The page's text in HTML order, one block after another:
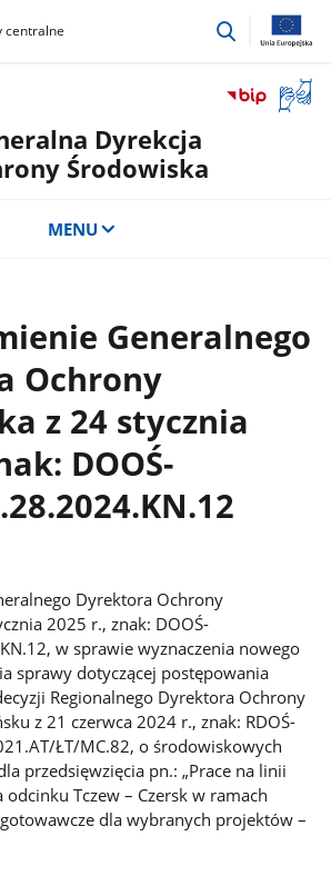
centralne
przejdź
okno
Dyrekcja
Środowiska
MENU
Generalnego
Ochrony
z 24 stycznia
DOOŚ-
Dyrektora Ochrony
2025 r., znak: DOOŚ-
w sprawie wyznaczenia nowego
sprawy dotyczącej postępowania
Regionalnego Dyrektora Ochrony
z 21 czerwca 2024 r., znak: RDOŚ-
ŁT/MC.82, o środowiskowych
przedsięwzięcia pn.: „Prace na linii
Tczew – Czersk w ramach
dla wybranych projektów –